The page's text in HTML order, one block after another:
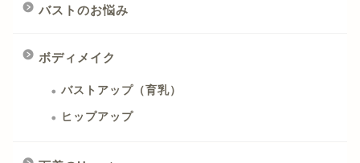
バストのお悩み
ボディメイク
バストアップ（育乳）
ヒップアップ